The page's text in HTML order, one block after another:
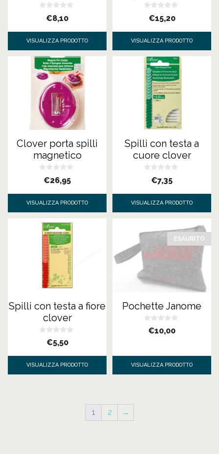
5
€8,10
VISUALIZZA PRODOTTO
s
5
€15,20
VISUALIZZA PRODOTTO
Clover porta spilli
magnetico
s
5
€26,95
VISUALIZZA PRODOTTO
Spilli con testa a
cuore clover
5
€7,35
VISUALIZZA PRODOTTO
Spilli con testa a fiore
clover
5
€5,50
VISUALIZZA PRODOTTO
ESAURITO
Pochette Janome
s€10,00
VISUALIZZA PRODOTTO
1 2 →